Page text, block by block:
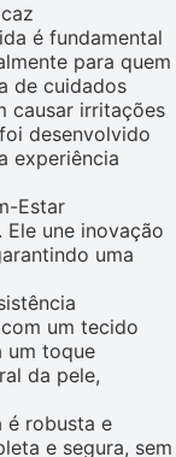
é fundamental
para quem
de cuidados
causar irritações
desenvolvido
experiência
Estar
une inovação
uma
um tecido
um toque
da pele,
é robusta e
e segura, sem